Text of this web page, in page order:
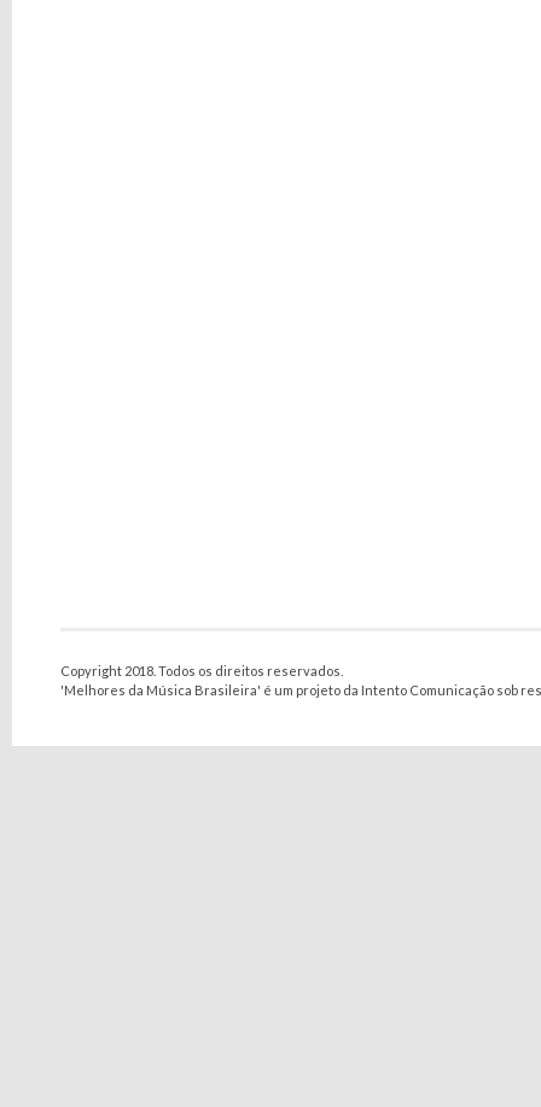
Copyright 2018. Todos os direitos reservados.
'Melhores da Música Brasileira' é um projeto da Intento Comunicação sob